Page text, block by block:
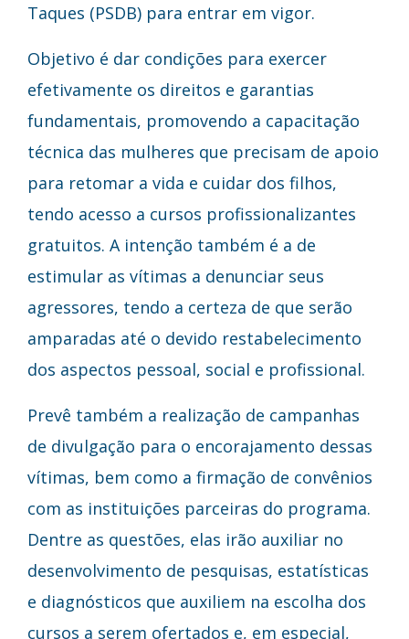
Taques (PSDB) para entrar em vigor.
Objetivo é dar condições para exercer
efetivamente os direitos e garantias
fundamentais, promovendo a capacitação
técnica das mulheres que precisam de apoio
para retomar a vida e cuidar dos filhos,
tendo acesso a cursos profissionalizantes
gratuitos. A intenção também é a de
estimular as vítimas a denunciar seus
agressores, tendo a certeza de que serão
amparadas até o devido restabelecimento
dos aspectos pessoal, social e profissional.
Prevê também a realização de campanhas
de divulgação para o encorajamento dessas
vítimas, bem como a firmação de convênios
com as instituições parceiras do programa.
Dentre as questões, elas irão auxiliar no
desenvolvimento de pesquisas, estatísticas
e diagnósticos que auxiliem na escolha dos
cursos a serem ofertados e, em especial,